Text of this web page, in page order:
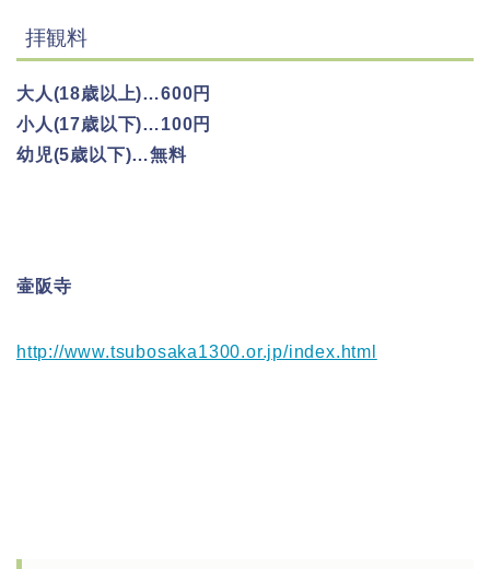
拝観料
大人(18歳以上)…600円
小人(17歳以下)…100円
幼児(5歳以下)…無料
壷阪寺
http://www.tsubosaka1300.or.jp/index.html